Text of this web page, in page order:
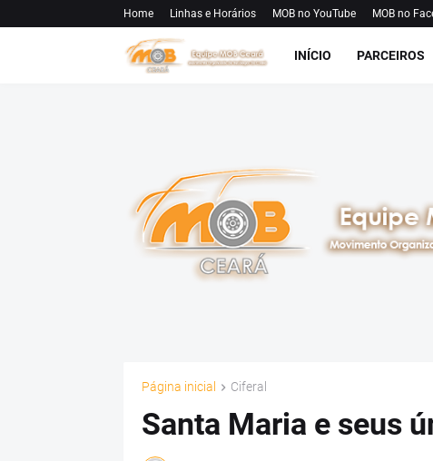
Home Linhas e Horários MOB no YouTube MOB no
INÍCIO PARCEIROS
Página inicial Ciferal
Santa Maria e seus